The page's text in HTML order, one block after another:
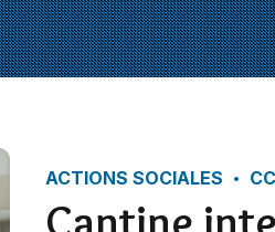
ACTIONS SOCIALES